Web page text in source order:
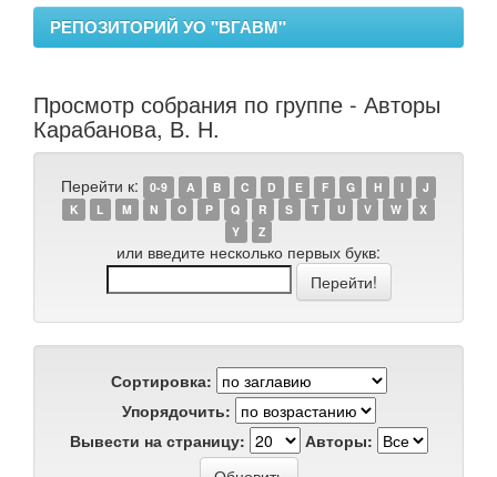
РЕПОЗИТОРИЙ УО "ВГАВМ"
Просмотр собрания по группе - Авторы
Карабанова, В. Н.
Перейти к: 0-9 A B C D E F G H I
J
K
L M N O P Q R S T U V W
X
Y
Z
или введите несколько первых букв:
Сортировка:
Упорядочить:
Вывести на страницу:
Авторы: